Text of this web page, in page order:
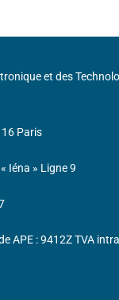
et des
Paris
Iéna » Ligne 9
APE : 9412Z TVA